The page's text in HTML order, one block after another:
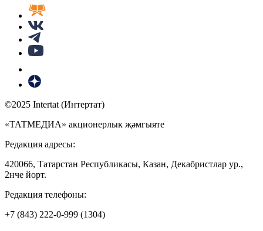
©2025 Intertat (Интертат)
«ТАТМЕДИА» акционерлык җәмгыяте
Редакция адресы:
420066, Татарстан Республикасы, Казан, Декабристлар ур.,
2нче йорт.
Редакция телефоны:
+7 (843) 222-0-999 (1304)